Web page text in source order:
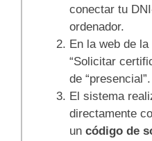
conectar tu
ordenador.
En la web de
“Solicitar
de “presencial”.
El sistema
directamente
un código de